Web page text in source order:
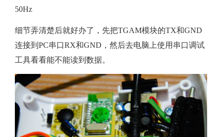
50Hz
细节弄清楚后就好办了，先把TGAM模块的TX和GND
连接到PC串口RX和GND，然后去电脑上使用串口调试
工具看看能不能读到数据。